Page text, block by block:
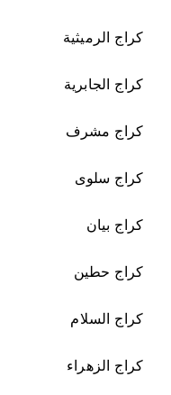
كراج الرميثية
كراج الجابرية
كراج مشرف
كراج سلوى
كراج بيان
كراج حطين
كراج السلام
كراج الزهراء